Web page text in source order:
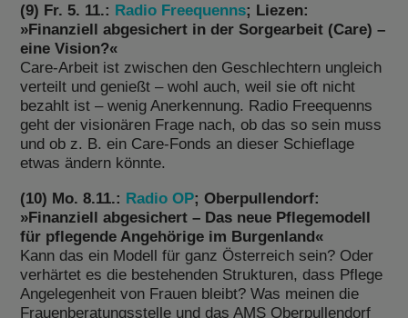
(9) Fr. 5. 11.: Radio Freequenns; Liezen:
»Finanziell abgesichert in der Sorgearbeit (Care) –
eine Vision?«
Care-Arbeit ist zwischen den Geschlechtern ungleich
verteilt und genießt – wohl auch, weil sie oft nicht
bezahlt ist – wenig Anerkennung. Radio Freequenns
geht der visionären Frage nach, ob das so sein muss
und ob z. B. ein Care-Fonds an dieser Schieflage
etwas ändern könnte.
(10) Mo. 8.11.: Radio OP; Oberpullendorf:
»Finanziell abgesichert – Das neue Pflegemodell
für pflegende Angehörige im Burgenland«
Kann das ein Modell für ganz Österreich sein? Oder
verhärtet es die bestehenden Strukturen, dass Pflege
Angelegenheit von Frauen bleibt? Was meinen die
Frauenberatungsstelle und das AMS Oberpullendorf